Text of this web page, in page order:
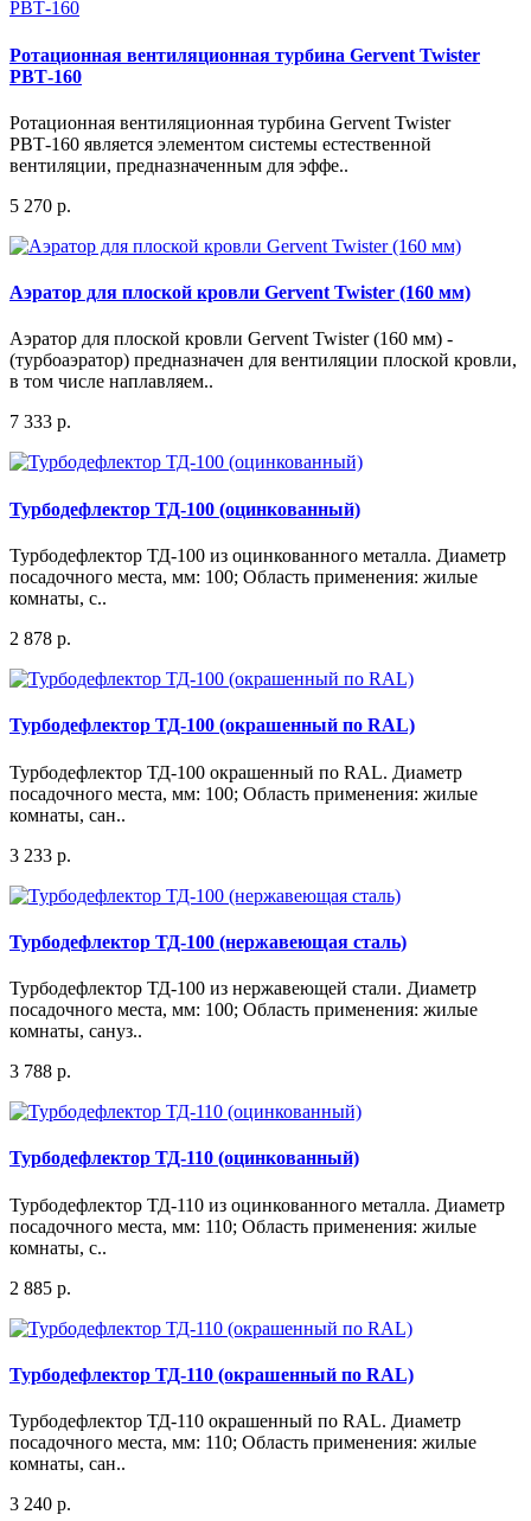
Ротационная вентиляционная турбина Gervent Twister
РВТ-160
Ротационная вентиляционная турбина Gervent Twister
РВТ-160 является элементом системы естественной
вентиляции, предназначенным для эффе..
5 270 р.
Аэратор для плоской кровли Gervent Twister (160 мм)
Аэратор для плоской кровли Gervent Twister (160 мм) -
(турбоаэратор) предназначен для вентиляции плоской кровли,
в том числе наплавляем..
7 333 р.
Турбодефлектор ТД-100 (оцинкованный)
Турбодефлектор ТД-100 из оцинкованного металла. Диаметр
посадочного места, мм: 100; Область применения: жилые
комнаты, с..
2 878 р.
Турбодефлектор ТД-100 (окрашенный по RAL)
Турбодефлектор ТД-100 окрашенный по RAL. Диаметр
посадочного места, мм: 100; Область применения: жилые
комнаты, сан..
3 233 р.
Турбодефлектор ТД-100 (нержавеющая сталь)
Турбодефлектор ТД-100 из нержавеющей стали. Диаметр
посадочного места, мм: 100; Область применения: жилые
комнаты, сануз..
3 788 р.
Турбодефлектор ТД-110 (оцинкованный)
Турбодефлектор ТД-110 из оцинкованного металла. Диаметр
посадочного места, мм: 110; Область применения: жилые
комнаты, с..
2 885 р.
Турбодефлектор ТД-110 (окрашенный по RAL)
Турбодефлектор ТД-110 окрашенный по RAL. Диаметр
посадочного места, мм: 110; Область применения: жилые
комнаты, сан..
3 240 р.